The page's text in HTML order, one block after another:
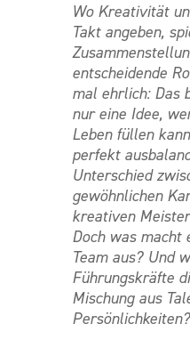
Wo Kreativität
Takt angeben,
entscheidende
mal ehrlich: Das
nur eine Idee,
Leben füllen
perfekt
Unterschied
gewöhnlichen
kreativen
Doch was macht
Team aus? Und
Führungskräfte
Mischung aus
Persönlichkeiten?